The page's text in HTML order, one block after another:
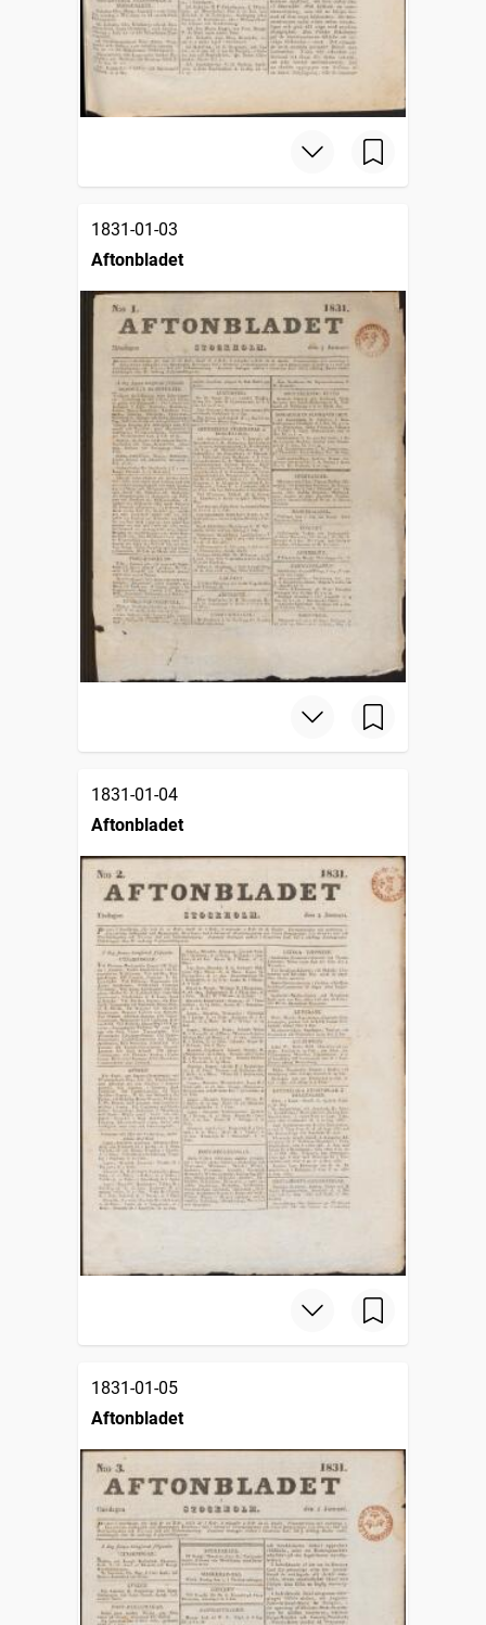
1831-01-03
Aftonbladet
1831-01-04
Aftonbladet
1831-01-05
Aftonbladet